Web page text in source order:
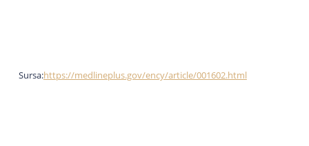
Sursa:https://medlineplus.gov/ency/article/001602.html